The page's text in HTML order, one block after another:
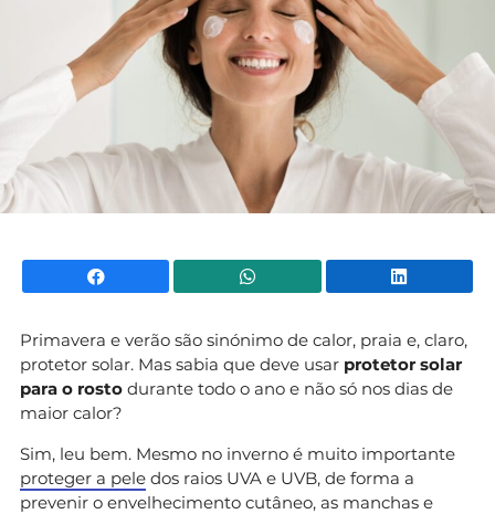
Facebook WhatsApp
Primavera e verão são sinónimo de calor, praia e, claro,
protetor solar. Mas sabia que deve usar protetor solar
para o rosto durante todo o ano e não só nos dias de
maior calor?
Sim, leu bem. Mesmo no inverno é muito importante
proteger a pele dos raios UVA e UVB, de forma a
prevenir o envelhecimento cutâneo, as manchas e